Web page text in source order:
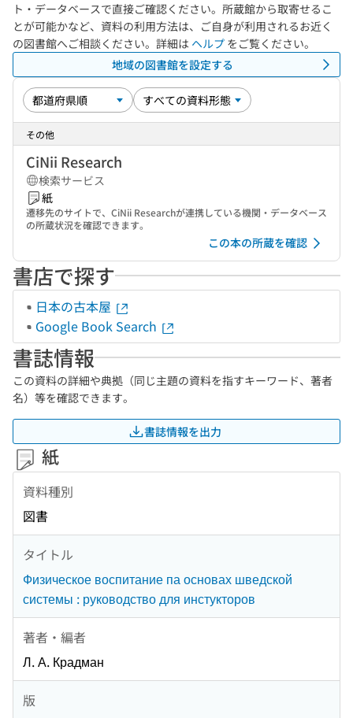
ト・データベースで直接ご確認ください。所蔵館から取寄せるこ
とが可能かなど、資料の利用方法は、ご自身が利用されるお近く
の図書館へご相談ください。詳細は ヘルプ をご覧ください。
地域の図書館を設定する
その他
CiNii Research
検索サービス
紙
遷移先のサイトで、CiNii Researchが連携している機関・データベース
の所蔵状況を確認できます。
この本の所蔵を確認
書店で探す
日本の古本屋
Google Book Search
書誌情報
この資料の詳細や典拠（同じ主題の資料を指すキーワード、著者
名）等を確認できます。
書誌情報を出力
紙
資料種別
図書
タイトル
Физическое воспитание па основах шведской
системы : руководство для инстукторов
著者・編者
Л. А. Крадман
版